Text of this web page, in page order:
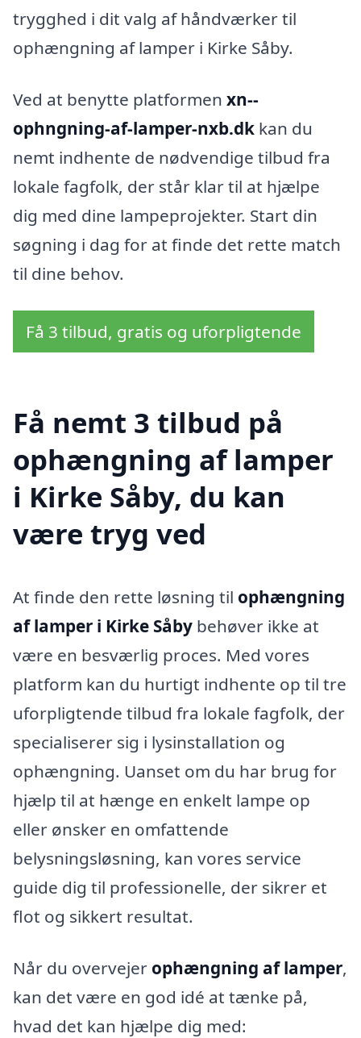
trygghed i dit valg af håndværker til
ophængning af lamper i Kirke Såby.
Ved at benytte platformen xn--
ophngning-af-lamper-nxb.dk kan du
nemt indhente de nødvendige tilbud fra
lokale fagfolk, der står klar til at hjælpe
dig med dine lampeprojekter. Start din
søgning i dag for at finde det rette match
til dine behov.
Få 3 tilbud, gratis og uforpligtende
Få nemt 3 tilbud på
ophængning af lamper
i Kirke Såby, du kan
være tryg ved
At finde den rette løsning til ophængning
af lamper i Kirke Såby behøver ikke at
være en besværlig proces. Med vores
platform kan du hurtigt indhente op til tre
uforpligtende tilbud fra lokale fagfolk, der
specialiserer sig i lysinstallation og
ophængning. Uanset om du har brug for
hjælp til at hænge en enkelt lampe op
eller ønsker en omfattende
belysningsløsning, kan vores service
guide dig til professionelle, der sikrer et
flot og sikkert resultat.
Når du overvejer ophængning af lamper,
kan det være en god idé at tænke på,
hvad det kan hjælpe dig med: